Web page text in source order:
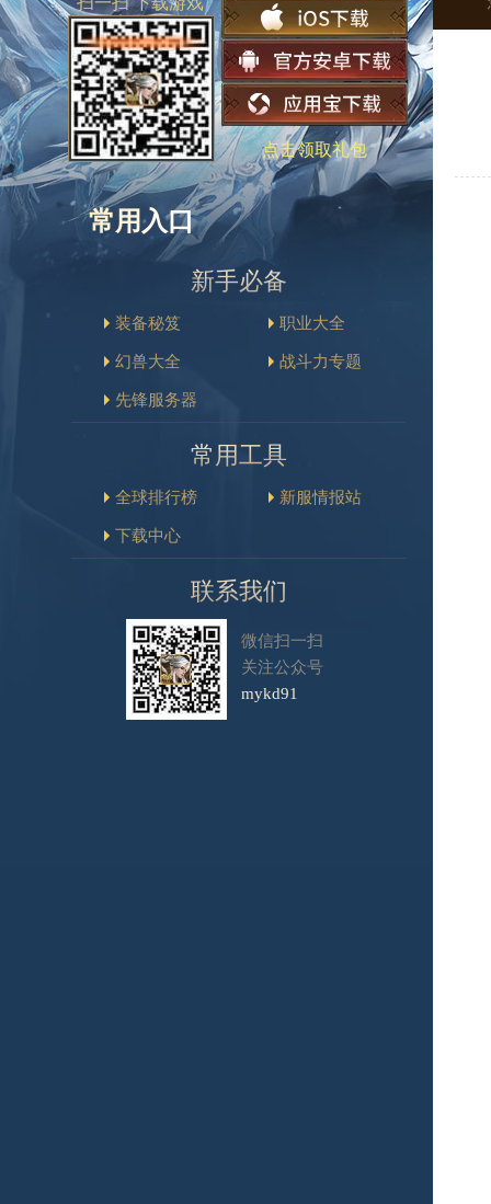
点击领取礼包
常用入口
新手必备
装备秘笈 职业大全
幻兽大全 战斗力专题
先锋服务器
常用工具
全球排行榜 新服情报站
下载中心
联系我们
微信扫一扫
关注公众号
mykd91